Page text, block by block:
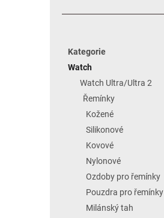
Kategorie
Watch
Watch Ultra/Ultra 2
Řemínky
Kožené
Silikonové
Kovové
Nylonové
Ozdoby pro řemínky
Pouzdra pro řemínky
Milánský tah